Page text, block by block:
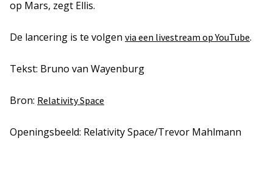
op Mars, zegt Ellis.
De lancering is te volgen via een livestream op YouTube.
Tekst: Bruno van Wayenburg
Bron: Relativity Space
Openingsbeeld: Relativity Space/Trevor Mahlmann